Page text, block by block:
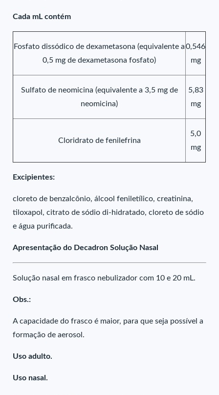
Cada mL contém
Fosfato dissódico de dexametasona (equivalente a
0,5 mg de dexametasona fosfato)
0,546
mg
Sulfato de neomicina (equivalente a 3,5 mg de
neomicina)
5,83
mg
Cloridrato de fenilefrina
5,0
mg
Excipientes:
cloreto de benzalcônio, álcool feniletílico, creatinina,
tiloxapol, citrato de sódio di-hidratado, cloreto de sódio
e água purificada.
Apresentação do Decadron Solução Nasal
Solução nasal em frasco nebulizador com 10 e 20 mL.
Obs.:
A capacidade do frasco é maior, para que seja possível a
formação de aerosol.
Uso adulto.
Uso nasal.